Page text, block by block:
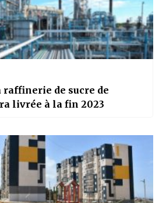
raffinerie de sucre de
livrée à la fin 2023